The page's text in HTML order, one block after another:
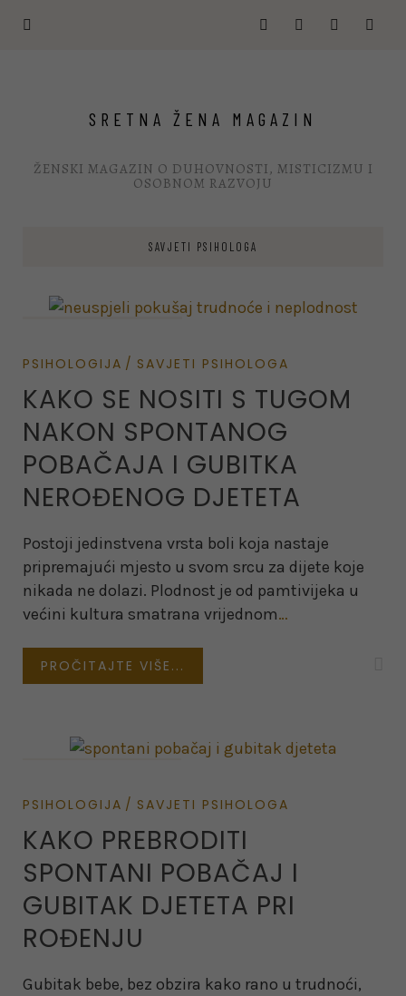
SRETNA ŽENA MAGAZIN
ŽENSKI MAGAZIN O DUHOVNOSTI, MISTICIZMU I
OSOBNOM RAZVOJU
SAVJETI PSIHOLOGA
PSIHOLOGIJA
SAVJETI PSIHOLOGA
KAKO SE NOSITI S TUGOM
NAKON SPONTANOG
POBAČAJA I GUBITKA
NEROĐENOG DJETETA
Postoji jedinstvena vrsta boli koja nastaje
pripremajući mjesto u svom srcu za dijete koje
nikada ne dolazi. Plodnost je od pamtivijeka u
većini kultura smatrana vrijednom…
PROČITAJTE VIŠE...
PSIHOLOGIJA
SAVJETI PSIHOLOGA
KAKO PREBRODITI
SPONTANI POBAČAJ I
GUBITAK DJETETA PRI
ROĐENJU
Gubitak bebe, bez obzira kako rano u trudnoći,
POSEBNA PONUDA - LJETNI